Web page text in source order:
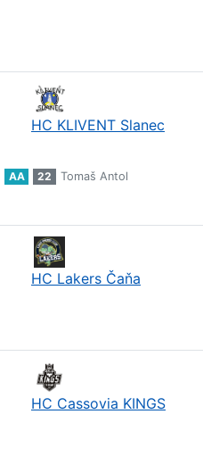
HC KLIVENT Slanec
AA 22 Tomaš Antol
HC Lakers Čaňa
HC Cassovia KINGS